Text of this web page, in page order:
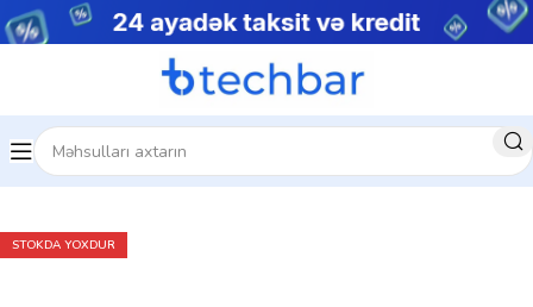
Kompüter aksesuarları
STOKDA YOXDUR